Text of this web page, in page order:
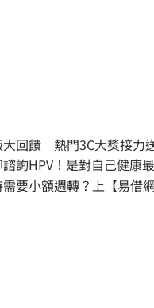
大回饋 熱門3C大獎接力
詢HPV！是對自己健康
需要小額週轉？上【易借